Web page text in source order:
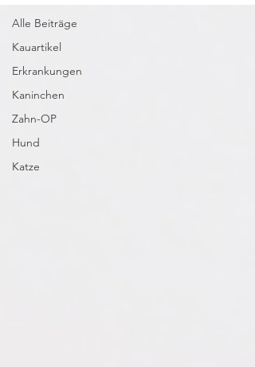
Alle Beiträge
Kauartikel
Erkrankungen
Kaninchen
Zahn-OP
Hund
Katze